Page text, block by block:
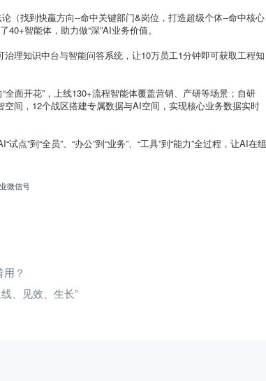
（找到快贏方向--命中关键部门&岗位，打造超级个体--命中核心
智能体，助力做“深”AI业务价值。
理知识中台与智能问答系统，让10万员工1分钟即可获取工程知
全面开花”，上线130+流程智能体覆盖营销、产研等场景；自研
间，12个战区搭建专属数据与AI空间，实现核心业务数据实时
”到“全员”、“办公”到“业务”、“工具”到“能力”全过程，让AI在组
微信号
？
、见效、生长”